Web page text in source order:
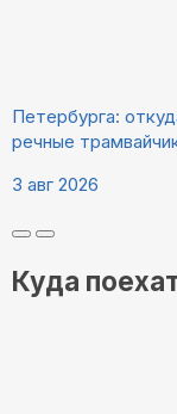
Петербурга:
речные
3 авг 2026
Куда